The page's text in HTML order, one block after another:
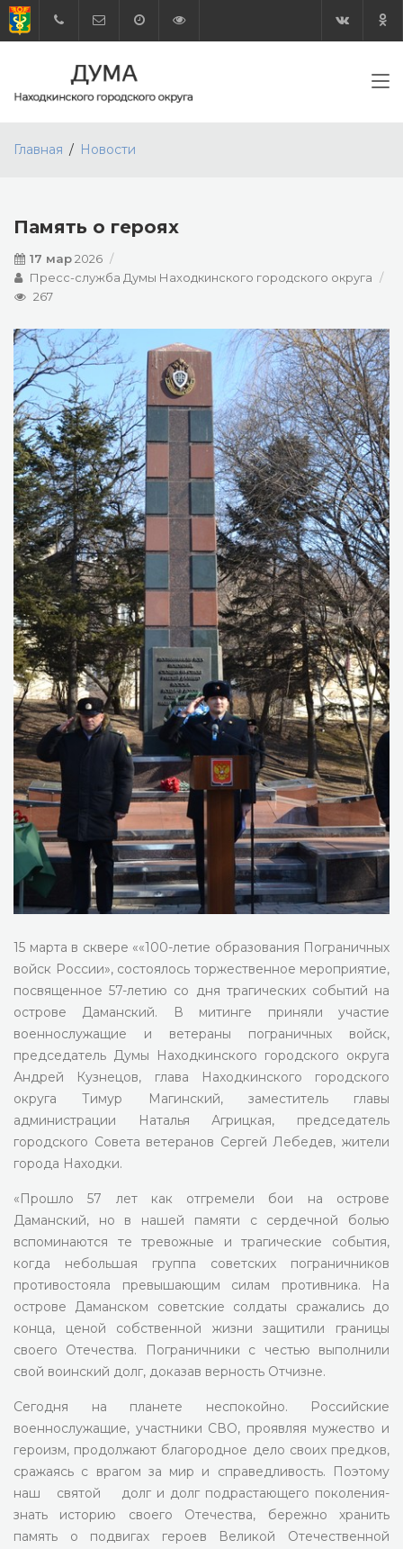
Главная Новости
Память о героях
17 мар2026
Пресс-служба Думы Находкинского городского округа
267
15 марта в сквере ««100-летие образования Пограничных
войск России», состоялось торжественное мероприятие,
посвященное 57-летию со дня трагических событий на
острове Даманский. В митинге приняли участие
военнослужащие и ветераны пограничных войск,
председатель Думы Находкинского городского округа
Андрей Кузнецов, глава Находкинского городского
округа Тимур Магинский, заместитель главы
администрации Наталья Агрицкая, председатель
городского Совета ветеранов Сергей Лебедев, жители
города Находки.
«Прошло 57 лет как отгремели бои на острове
Даманский, но в нашей памяти с сердечной болью
вспоминаются те тревожные и трагические события,
когда небольшая группа советских пограничников
противостояла превышающим силам противника. На
острове Даманском советские солдаты сражались до
конца, ценой собственной жизни защитили границы
своего Отечества. Пограничники с честью выполнили
свой воинский долг, доказав верность Отчизне.
Сегодня на планете неспокойно. Российские
военнослужащие, участники СВО, проявляя мужество и
героизм, продолжают благородное дело своих предков,
сражаясь с врагом за мир и справедливость. Поэтому
наш святой долг и долг подрастающего поколения-
знать историю своего Отечества, бережно хранить
память о подвигах героев Великой Отечественной